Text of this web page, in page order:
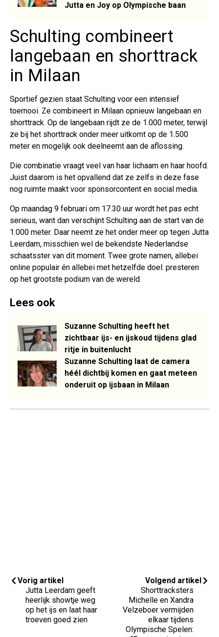
Jutta en Joy op Olympische baan
Schulting combineert
langebaan en shorttrack
in Milaan
Sportief gezien staat Schulting voor een intensief
toernooi. Ze combineert in Milaan opnieuw langebaan en
shorttrack. Op de langebaan rijdt ze de 1.000 meter, terwijl
ze bij het shorttrack onder meer uitkomt op de 1.500
meter en mogelijk ook deelneemt aan de aflossing.
Die combinatie vraagt veel van haar lichaam en haar hoofd.
Juist daarom is het opvallend dat ze zelfs in deze fase
nog ruimte maakt voor sponsorcontent en social media.
Op maandag 9 februari om 17.30 uur wordt het pas echt
serieus, want dan verschijnt Schulting aan de start van de
1.000 meter. Daar neemt ze het onder meer op tegen Jutta
Leerdam, misschien wel de bekendste Nederlandse
schaatsster van dit moment. Twee grote namen, allebei
online populair én allebei met hetzelfde doel: presteren
op het grootste podium van de wereld.
Lees ook
Suzanne Schulting heeft het
zichtbaar ijs- en ijskoud tijdens glad
ritje in buitenlucht
Suzanne Schulting laat de camera
héél dichtbij komen en gaat meteen
onderuit op ijsbaan in Milaan
Vorig artikel
Jutta Leerdam geeft
heerlijk showtje weg
op het ijs en laat haar
troeven goed zien
Volgend artikel
Shorttracksters
Michelle en Xandra
Velzeboer vermijden
elkaar tijdens
Olympische Spelen: